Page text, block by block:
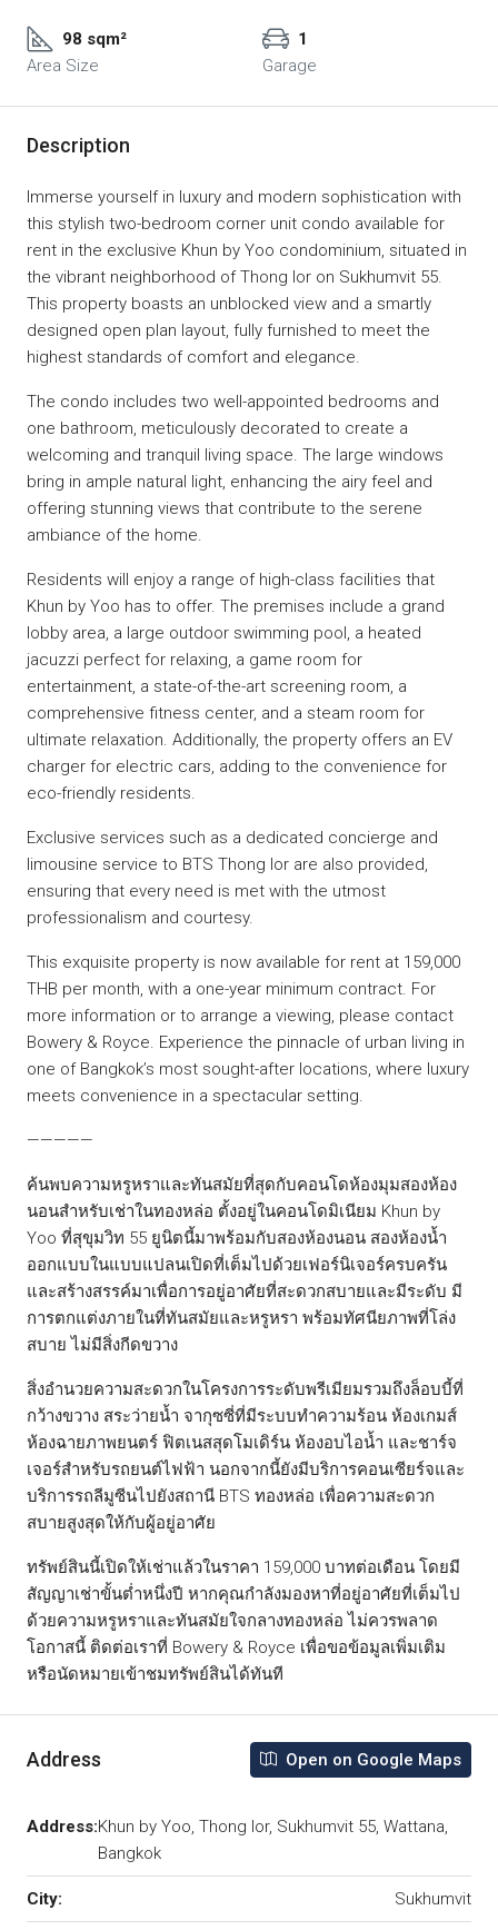
98 sqm²
Area Size
1
Garage
Description
Immerse yourself in luxury and modern sophistication with
this stylish two-bedroom corner unit condo available for
rent in the exclusive Khun by Yoo condominium, situated in
the vibrant neighborhood of Thong lor on Sukhumvit 55.
This property boasts an unblocked view and a smartly
designed open plan layout, fully furnished to meet the
highest standards of comfort and elegance.
The condo includes two well-appointed bedrooms and
one bathroom, meticulously decorated to create a
welcoming and tranquil living space. The large windows
bring in ample natural light, enhancing the airy feel and
offering stunning views that contribute to the serene
ambiance of the home.
Residents will enjoy a range of high-class facilities that
Khun by Yoo has to offer. The premises include a grand
lobby area, a large outdoor swimming pool, a heated
jacuzzi perfect for relaxing, a game room for
entertainment, a state-of-the-art screening room, a
comprehensive fitness center, and a steam room for
ultimate relaxation. Additionally, the property offers an EV
charger for electric cars, adding to the convenience for
eco-friendly residents.
Exclusive services such as a dedicated concierge and
limousine service to BTS Thong lor are also provided,
ensuring that every need is met with the utmost
professionalism and courtesy.
This exquisite property is now available for rent at 159,000
THB per month, with a one-year minimum contract. For
more information or to arrange a viewing, please contact
Bowery & Royce. Experience the pinnacle of urban living in
one of Bangkok’s most sought-after locations, where luxury
meets convenience in a spectacular setting.
—————
ค้นพบความหรูหราและทันสมัยที่สุดกับคอนโดห้องมุมสองห้อง
นอนสำหรับเช่าในทองหล่อ ตั้งอยู่ในคอนโดมิเนียม Khun by
Yoo ที่สุขุมวิท 55 ยูนิตนี้มาพร้อมกับสองห้องนอน สองห้องน้ำ
ออกแบบในแบบแปลนเปิดที่เต็มไปด้วยเฟอร์นิเจอร์ครบครัน
และสร้างสรรค์มาเพื่อการอยู่อาศัยที่สะดวกสบายและมีระดับ มี
การตกแต่งภายในที่ทันสมัยและหรูหรา พร้อมทัศนียภาพที่โล่ง
สบาย ไม่มีสิ่งกีดขวาง
สิ่งอำนวยความสะดวกในโครงการระดับพรีเมียมรวมถึงล็อบบี้ที่
กว้างขวาง สระว่ายน้ำ จากุซซี่ที่มีระบบทำความร้อน ห้องเกมส์
ห้องฉายภาพยนตร์ ฟิตเนสสุดโมเดิร์น ห้องอบไอน้ำ และชาร์จ
เจอร์สำหรับรถยนต์ไฟฟ้า นอกจากนี้ยังมีบริการคอนเซียร์จและ
บริการรถลีมูซีนไปยังสถานี BTS ทองหล่อ เพื่อความสะดวก
สบายสูงสุดให้กับผู้อยู่อาศัย
ทรัพย์สินนี้เปิดให้เช่าแล้วในราคา 159,000 บาทต่อเดือน โดยมี
สัญญาเช่าขั้นต่ำหนึ่งปี หากคุณกำลังมองหาที่อยู่อาศัยที่เต็มไป
ด้วยความหรูหราและทันสมัยใจกลางทองหล่อ ไม่ควรพลาด
โอกาสนี้ ติดต่อเราที่ Bowery & Royce เพื่อขอข้อมูลเพิ่มเติม
หรือนัดหมายเข้าชมทรัพย์สินได้ทันที
Address Open on Google Maps
Address:Khun by Yoo, Thong lor, Sukhumvit 55, Wattana,
Bangkok
City: Sukhumvit